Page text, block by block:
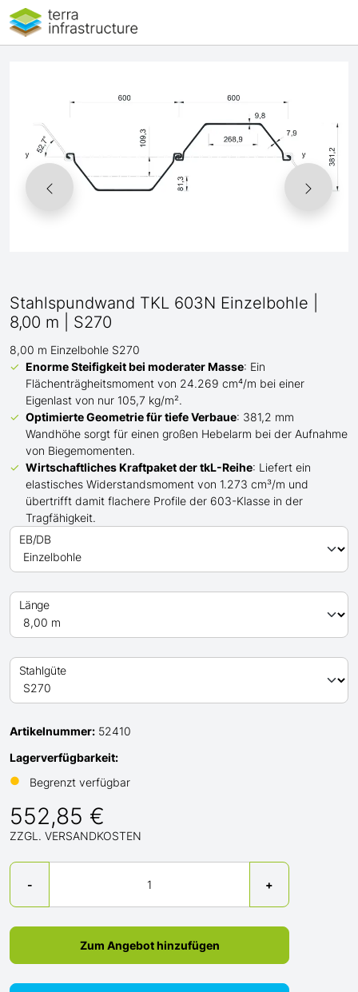
Stahlspundwand TKL 603N Einzelbohle |
8,00 m | S270
8,00 m Einzelbohle S270
Enorme Steifigkeit bei moderater Masse: Ein
Flächenträgheitsmoment von 24.269 cm⁴/m bei einer
Eigenlast von nur 105,7 kg/m².
Optimierte Geometrie für tiefe Verbaue: 381,2 mm
Wandhöhe sorgt für einen großen Hebelarm bei der Aufnahme
von Biegemomenten.
Wirtschaftliches Kraftpaket dertkL-Reihe: Liefert ein
elastisches Widerstandsmoment von 1.273 cm³/m und
übertrifft damit flachere Profile der 603-Klasse in der
Tragfähigkeit.
EB/DB
Länge
Stahlgüte
Artikelnummer: 52410
Lagerverfügbarkeit:
●
Begrenzt verfügbar
552,85 €
ZZGL. VERSANDKOSTEN
-
Menge
+
Zum Angebot hinzufügen